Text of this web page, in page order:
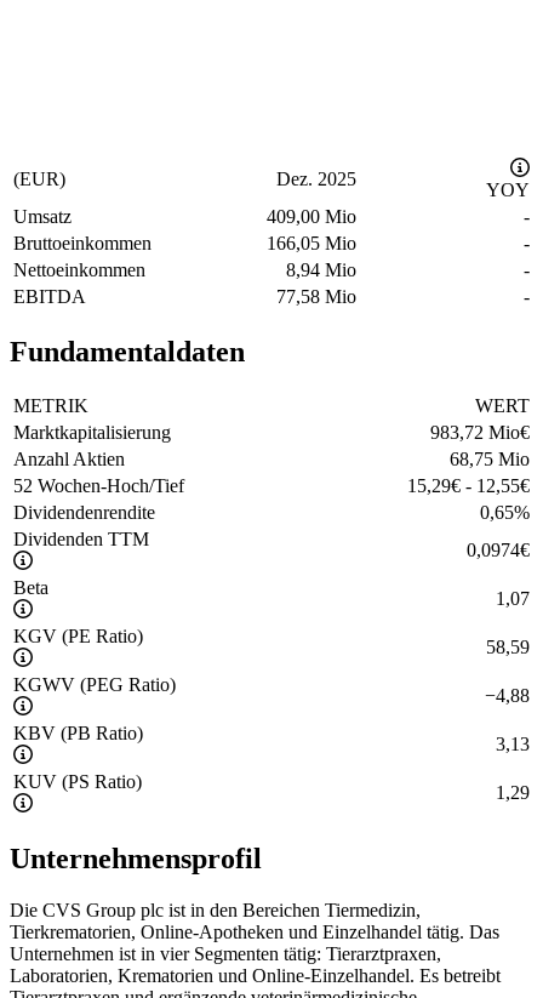
(EUR) Dez. 2025
YOY
Umsatz
409,00 Mio
-
Bruttoeinkommen
166,05 Mio
-
Nettoeinkommen
8,94 Mio
-
EBITDA
77,58 Mio -
Fundamentaldaten
METRIK
WERT
Marktkapitalisierung
983,72 Mio€
Anzahl Aktien
68,75 Mio
52 Wochen-Hoch/Tief
15,29€ - 12,55€
Dividendenrendite
0,65%
Dividenden TTM
0,0974€
Beta
1,07
KGV (PE Ratio)
58,59
KGWV (PEG Ratio)
−4,88
KBV (PB Ratio)
3,13
KUV (PS Ratio)
1,29
Unternehmensprofil
Die CVS Group plc ist in den Bereichen Tiermedizin,
Tierkrematorien, Online-Apotheken und Einzelhandel tätig. Das
Unternehmen ist in vier Segmenten tätig: Tierarztpraxen,
Laboratorien, Krematorien und Online-Einzelhandel. Es betreibt